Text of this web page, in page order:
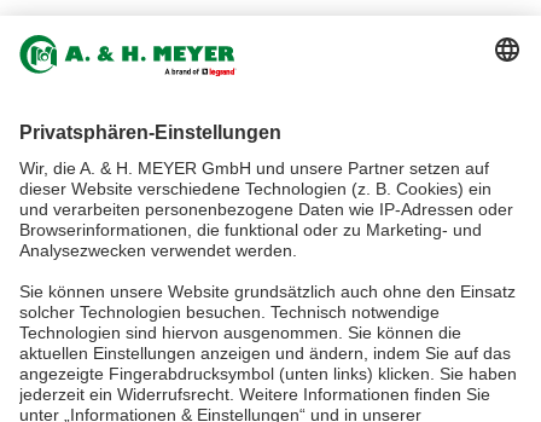
Fermke 8
32694 Dörentrup
tel.:+49 5265 9488-0
info@ah-meyer.de
MALAYSIA
A. & H. MEYER Sdn. Bhd.
528797-M
No. 3, Jalan Astaka U8/84
Section U8, Bukit Jelutong